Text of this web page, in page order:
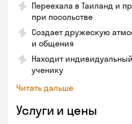
Переехала в Таиланд и
при посольстве
Создает дружескую
и общения
Находит
ученику
Читать дальше
Услуги и цены